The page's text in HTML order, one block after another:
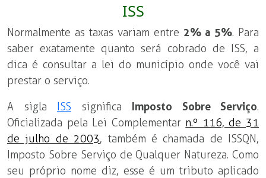
ISS
Normalmente as taxas variam entre 2% a 5%. Para
saber exatamente quanto será cobrado de ISS, a
dica é consultar a lei do município onde você vai
prestar o serviço.
A sigla
ISS significa Imposto Sobre Serviço.
Oficializada pela Lei Complementar n.º 116, de 31
de julho de 2003, também é chamada de ISSQN,
Imposto Sobre Serviço de Qualquer Natureza. Como
seu próprio nome diz, esse é um tributo aplicado